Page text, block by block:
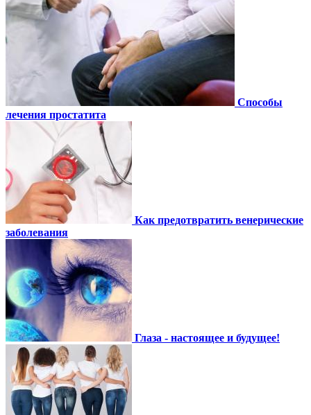
Способы
лечения простатита
Как предотвратить венерические
заболевания
Глаза - настоящее и будущее!